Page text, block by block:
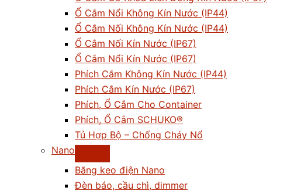
Ổ Cắm Nổi Không Kín Nước (IP44)
Ổ Cắm Nối Không Kín Nước (IP44)
Ổ Cắm Nối Kín Nước (IP67)
Ổ Cắm Nổi Kín Nước (IP67)
Phích Cắm Không Kín Nước (IP44)
Phích Cắm Kín Nước (IP67)
Phích, Ổ Cắm Cho Container
Phích, Ổ Cắm SCHUKO®
Tủ Hợp Bộ – Chống Cháy Nổ
Nano
Băng keo điện Nano
Đèn báo, cầu chì, dimmer